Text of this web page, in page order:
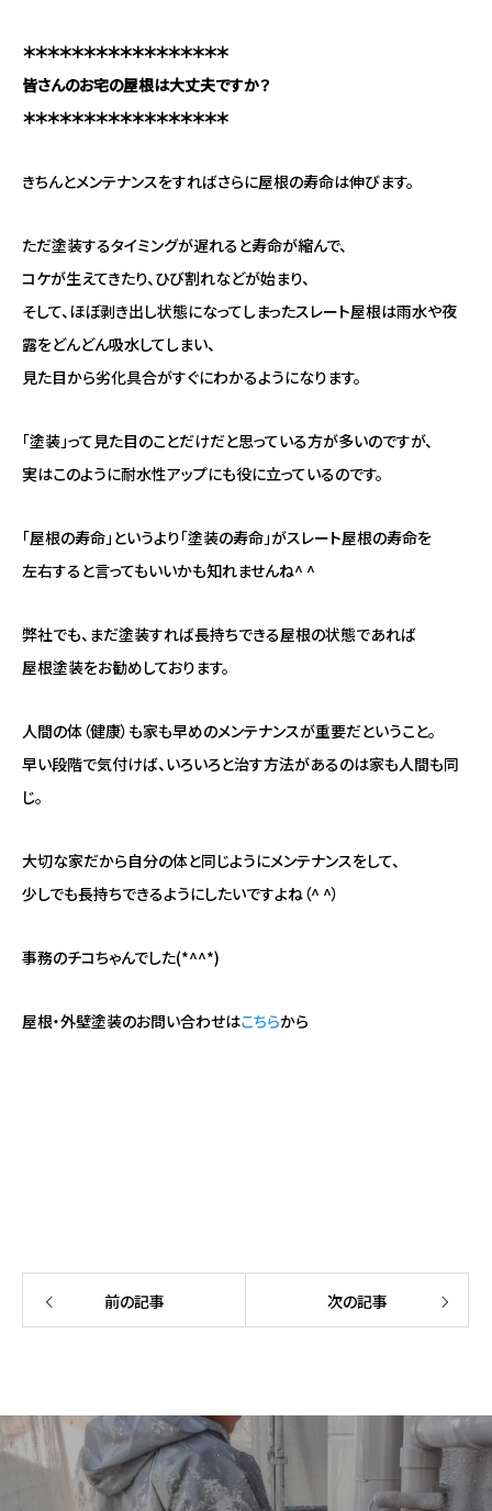
＊＊＊＊＊＊＊＊＊＊＊＊＊＊＊＊＊
皆さんのお宅の屋根は大丈夫ですか？
＊＊＊＊＊＊＊＊＊＊＊＊＊＊＊＊＊
きちんとメンテナンスをすればさらに屋根の寿命は伸びます。
ただ塗装するタイミングが遅れると寿命が縮んで、
コケが生えてきたり、ひび割れなどが始まり、
そして、ほぼ剥き出し状態になってしまったスレート屋根は雨水や夜
露をどんどん吸水してしまい、
見た目から劣化具合がすぐにわかるようになります。
「塗装」って見た目のことだけだと思っている方が多いのですが、
実はこのように耐水性アップにも役に立っているのです。
「屋根の寿命」というより「塗装の寿命」がスレート屋根の寿命を
左右すると言ってもいいかも知れませんね^ ^
弊社でも、まだ塗装すれば長持ちできる屋根の状態であれば
屋根塗装をお勧めしております。
人間の体（健康）も家も早めのメンテナンスが重要だということ。
早い段階で気付けば、いろいろと治す方法があるのは家も人間も同
じ。
大切な家だから自分の体と同じようにメンテナンスをして、
少しでも長持ちできるようにしたいですよね（^ ^）
事務のチコちゃんでした(*^^*)
屋根・外壁塗装のお問い合わせはこちらから
前の記事 次の記事